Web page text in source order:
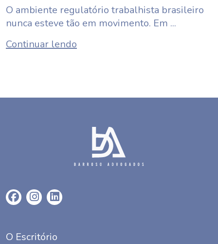
O ambiente regulatório trabalhista brasileiro
nunca esteve tão em movimento. Em ...
Continuar lendo
O Escritório